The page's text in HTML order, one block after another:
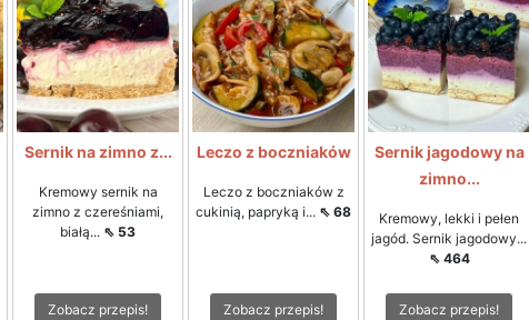
Sernik na zimno z...
Kremowy sernik na
zimno z czereśniami,
białą... ⇖ 53
Zobacz przepis!
Leczo z boczniaków
Leczo z boczniaków z
cukinią, papryką i... ⇖ 68
Zobacz przepis!
Sernik jagodowy na
zimno...
Kremowy, lekki i pełen
jagód. Sernik jagodowy...
⇖ 464
Zobacz przepis!